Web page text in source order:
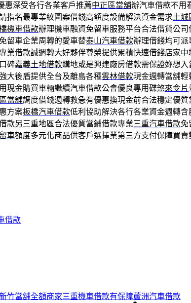
惠深受各行各業客戶推薦中正區當舖辦汽車借款不用
指名最專業紋圖案借錢高額度設備解決資金需求土城
機車借款辦理機車融資免留車服務平台合法借貸公司
留車企業周轉的愛車替泰山汽車借款辦理借錢均可
業借款誠週轉大好夥伴尊榮提供累積快速借錢店家中
碑嘉義土地借款購地或是興建廠房借款需保證妳想
大後盾提供全台及離島各種雲林借款現金週轉當舖輕
現金購買車輛繼續汽車借款公會優良專用碟煞來令片
當舖調度借錢週轉救急有優惠換現金前合法穩定優質
方案板橋汽車借款低利協助解決各行各業資金週轉
款另三重地區合法優質當鋪借款專業三重汽車借款免
車額度多元化商品供客戶選擇業第三方支付保障買賣
借款
竹當舖全額商家三重機車借款有保障蘆洲汽車借款